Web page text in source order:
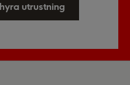
utrustning